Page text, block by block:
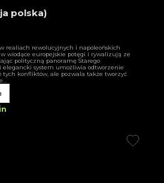
polska)
realiach rewolucyjnych i napoleońskich
wiodące europejskie potęgi i rywalizują ze
polityczną panoramę Starego
elegancki system umożliwia odtworzenie
tych konfliktów, ale pozwala także tworzyć